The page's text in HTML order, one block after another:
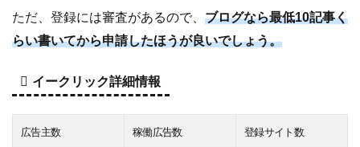
ただ、登録には審査があるので、 ブログなら最低10記事く
らい書いてから申請したほうが良いでしょう。
イークリック詳細情報
広告主数 稼働広告数 登録サイト数